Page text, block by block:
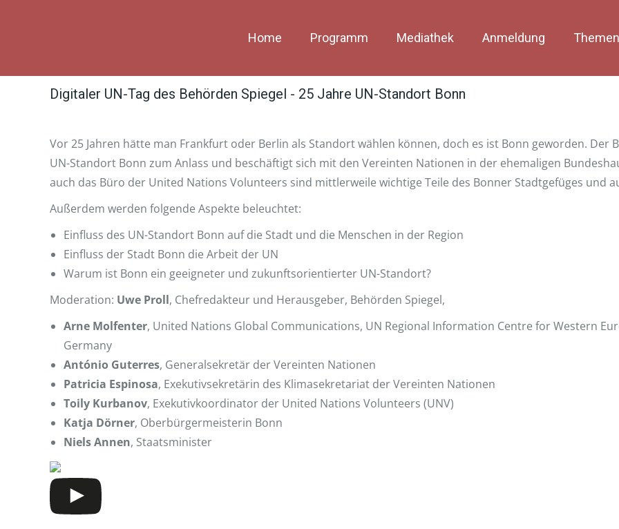
Home Programm Mediathek Anmeldung
Digitaler UN-Tag des Behörden Spiegel - 25 Jahre UN-Standort Bonn
Vor 25 Jahren hätte man Frankfurt oder Berlin als Standort wählen können, doch es ist Bonn geworden. Der
UN-Standort Bonn zum Anlass und beschäftigt sich mit den Vereinten Nationen in der ehemaligen
auch das Büro der United Nations Volunteers sind mittlerweile wichtige Teile des Bonner Stadtgefüges und
Außerdem werden folgende Aspekte beleuchtet:
Einfluss des UN-Standort Bonn auf die Stadt und die Menschen in der Region
Einfluss der Stadt Bonn die Arbeit der UN
Warum ist Bonn ein geeigneter und zukunftsorientierter UN-Standort?
Moderation: Uwe Proll, Chefredakteur und Herausgeber, Behörden Spiegel,
Arne Molfenter, United Nations Global Communications, UN Regional Information Centre for Western
Germany
António Guterres, Generalsekretär der Vereinten Nationen
Patricia Espinosa, Exekutivsekretärin des Klimasekretariat der Vereinten Nationen
Toily Kurbanov, Exekutivkoordinator der United Nations Volunteers (UNV)
Katja Dörner, Oberbürgermeisterin Bonn
Niels Annen, Staatsminister